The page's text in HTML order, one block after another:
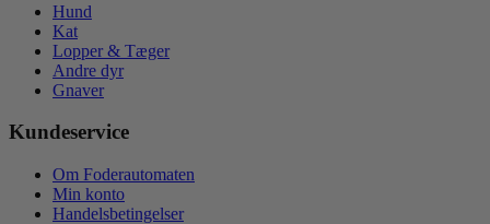
Hund
Kat
Lopper & Tæger
Andre dyr
Gnaver
Kundeservice
Om Foderautomaten
Min konto
Handelsbetingelser